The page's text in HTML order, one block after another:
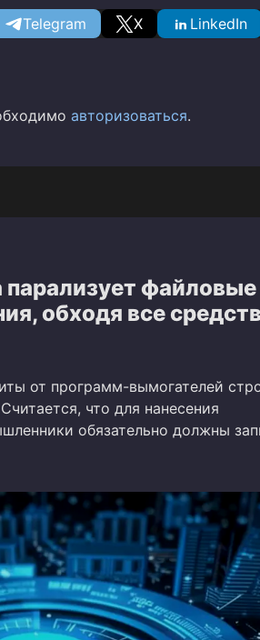
Telegram X LinkedIn
авторизоваться.
парализует файловые
обходя все
от программ-вымогателей
что для нанесения
обязательно должны